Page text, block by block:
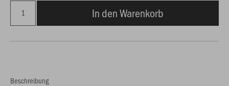
In den Warenkorb
Beschreibung